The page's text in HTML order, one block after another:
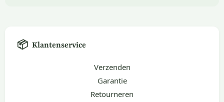
📦 Klantenservice
Verzenden
Garantie
Retourneren